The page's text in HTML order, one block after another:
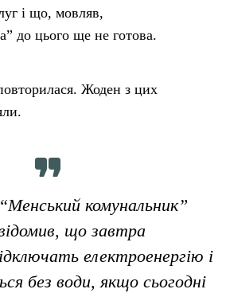
і що, мовляв,
до цього ще не готова.
Жоден з цих
комунальник”
що завтра
електроенергію і
без води, якщо сьогодні